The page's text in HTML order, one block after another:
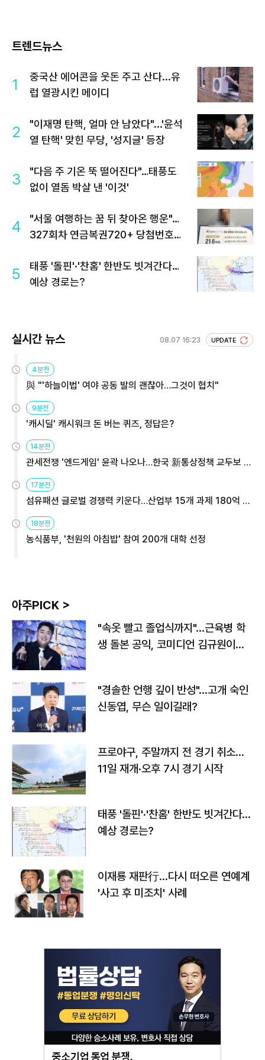
트렌드뉴스
1
중국산 에어콘을 웃돈 주고 산다...유
럽 열광시킨 메이디
2
"이재명 탄핵, 얼마 안 남았다"...'윤석
열 탄핵' 맞힌 무당, '성지글' 등장
3
"다음 주 기온 뚝 떨어진다"…태풍도
없이 열돔 박살 낸 '이것'
4
"서울 여행하는 꿈 뒤 찾아온 행운"…
327회차 연금복권720+ 당첨번호조
5
태풍 '돌핀'·'찬홈' 한반도 빗겨간다…
예상 경로는?
실시간 뉴스 08.07 16:23 UPDATE
4분전
與 "'하늘이법' 여야 공동 발의 괜찮아…그것이 협치"
9분전
'캐시딜' 캐시워크 돈 버는 퀴즈, 정답은?
14분전
관세전쟁 '엔드게임' 윤곽 나오나…한국 新통상정책 교두보 활
용해야
17분전
섬유패션 글로벌 경쟁력 키운다…산업부 15개 과제 180억 지
원
18분전
농식품부, '천원의 아침밥' 참여 200개 대학 선정
아주PICK >
"속옷 빨고 졸업식까지"…근육병 학
생 돌본 공익, 코미디언 김규원이었
"경솔한 언행 깊이 반성"…고개 숙인
신동엽, 무슨 일이길래?
프로야구, 주말까지 전 경기 취소…
11일 재개·오후 7시 경기 시작
태풍 '돌핀'·'찬홈' 한반도 빗겨간다…
예상 경로는?
이재룡 재판行…다시 떠오른 연예계
'사고 후 미조치' 사례